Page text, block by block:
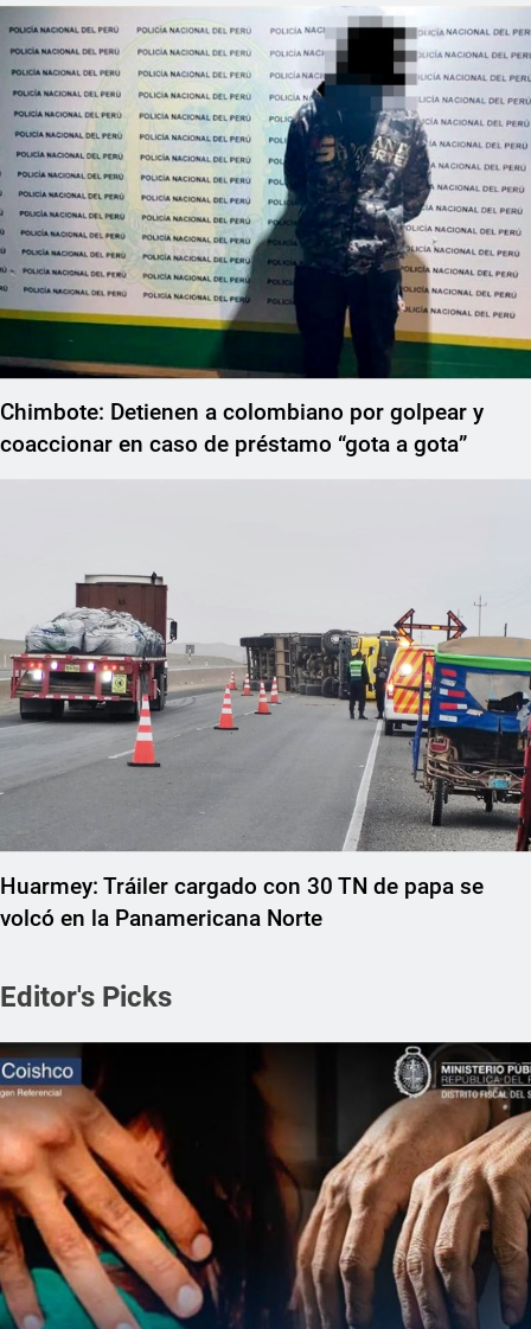
Chimbote: Detienen a colombiano por golpear y
coaccionar en caso de préstamo “gota a gota”
Huarmey: Tráiler cargado con 30 TN de papa se
volcó en la Panamericana Norte
Editor's Picks
REGIONAL